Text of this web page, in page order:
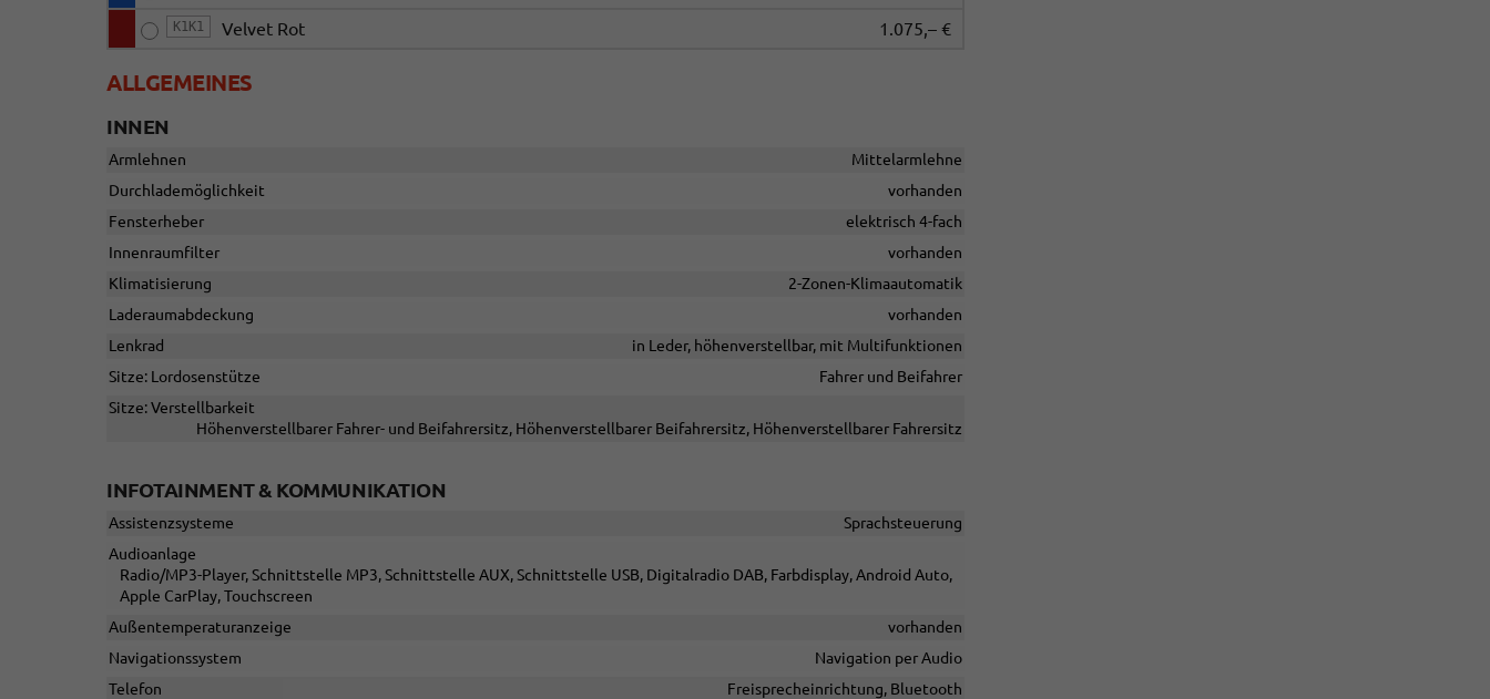
K1K1 Velvet Rot 1.075,– €
ALLGEMEINES
INNEN
Armlehnen
Mittelarmlehne
Durchlademöglichkeit
vorhanden
Fensterheber
elektrisch 4-fach
Innenraumfilter
vorhanden
Klimatisierung
2-Zonen-Klimaautomatik
Laderaumabdeckung
vorhanden
Lenkrad
in Leder, höhenverstellbar, mit Multifunktionen
Sitze: Lordosenstütze
Fahrer und Beifahrer
Sitze: Verstellbarkeit
Höhenverstellbarer Fahrer- und Beifahrersitz, Höhenverstellbarer Beifahrersitz, Höhenverstellbarer Fahrersitz
INFOTAINMENT & KOMMUNIKATION
Assistenzsysteme
Sprachsteuerung
Audioanlage
Radio/MP3-Player, Schnittstelle MP3, Schnittstelle AUX, Schnittstelle USB, Digitalradio DAB, Farbdisplay, Android Auto,
Apple CarPlay, Touchscreen
Außentemperaturanzeige
vorhanden
Navigationssystem
Navigation per Audio
Telefon
Freisprecheinrichtung, Bluetooth